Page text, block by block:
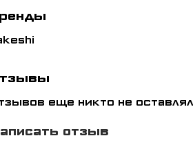
еще никто не оставлял
отзыв